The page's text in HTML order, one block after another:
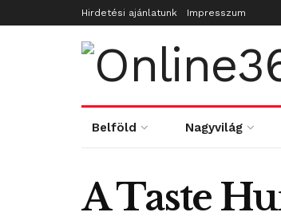
Hirdetési ajánlatunk Impresszum
Belföld Nagyvilág
A Taste